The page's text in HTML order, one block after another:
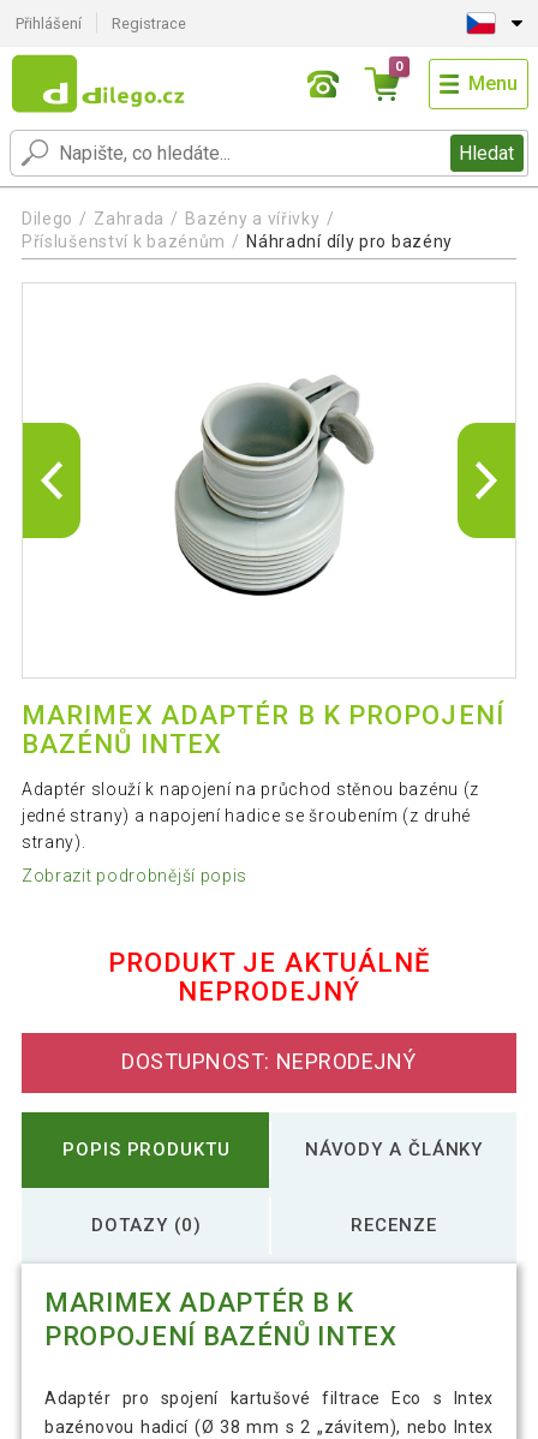
Přihlášení Registrace
Hledat
0
Menu
Dilego Zahrada
Bazény a vířivky
Příslušenství k bazénům
Náhradní díly pro bazény
MARIMEX ADAPTÉR B K PROPOJENÍ
BAZÉNŮ INTEX
Adaptér slouží k napojení na průchod stěnou bazénu (z
jedné strany) a napojení hadice se šroubením (z druhé
strany).
Zobrazit podrobnější popis
PRODUKT JE AKTUÁLNĚ
NEPRODEJNÝ
DOSTUPNOST: NEPRODEJNÝ
POPIS PRODUKTU NÁVODY A ČLÁNKY
DOTAZY (0) RECENZE
MARIMEX ADAPTÉR B K
PROPOJENÍ BAZÉNŮ INTEX
Adaptér pro spojení kartušové filtrace Eco s Intex
bazénovou hadicí (Ø 38 mm s 2 „závitem), nebo Intex